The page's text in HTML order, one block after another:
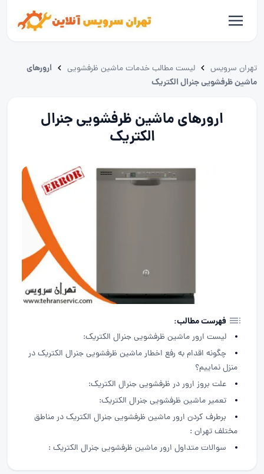
تهران سرویس لیست مطالب خدمات ماشین ظرفشویی
ارورهای
ماشین ظرفشویی جنرال الکتریک
ارورهای ماشین ظرفشویی جنرال
الکتریک
فهرست مطالب:
لیست ارور ماشین ظرفشویی جنرال الکتریک:
چگونه اقدام به رفع اخطار ماشین ظرفشویی جنرال الکتریک در
منزل نماییم؟
علت بروز ارور در ظرفشویی جنرال الکتریک:
تعمیر ماشین ظرفشویی جنرال الکتریک:
برطرف کردن ارور ماشین ظرفشویی جنرال الکتریک در مناطق
مختلف تهران :
سوالات متداول ارور ماشین ظرفشویی جنرال الکتریک :